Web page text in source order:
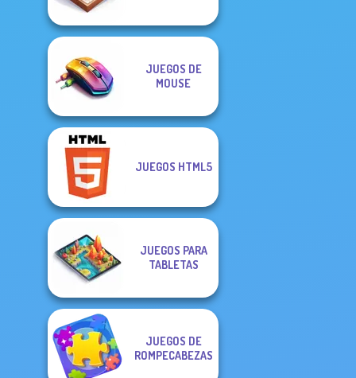
JUEGOS DE
MOUSE
JUEGOS HTML5
JUEGOS PARA
TABLETAS
JUEGOS DE
ROMPECABEZAS